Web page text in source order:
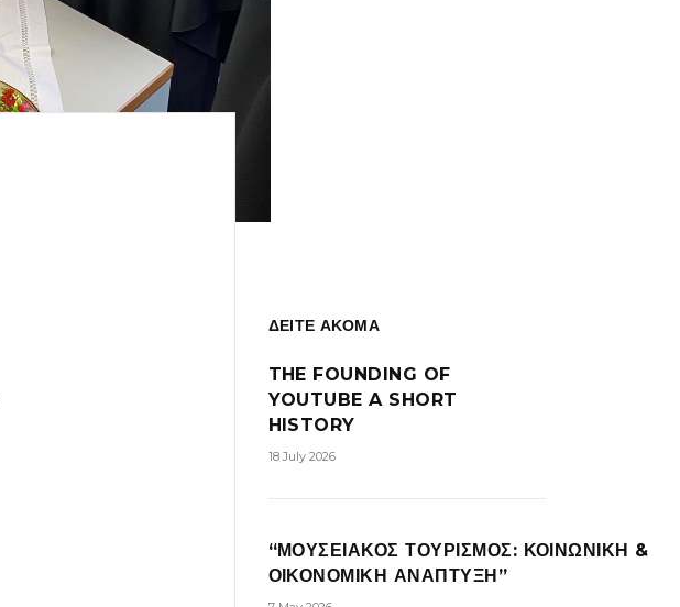
ΔΕΙΤΕ ΑΚΟΜΑ
THE FOUNDING OF
YOUTUBE A SHORT
HISTORY
18 July 2026
“ΜΟΥΣΕΙΑΚΟΣ ΤΟΥΡΙΣΜΟΣ: ΚΟΙΝΩΝΙΚΗ &
ΟΙΚΟΝΟΜΙΚΗ ΑΝΑΠΤΥΞΗ”